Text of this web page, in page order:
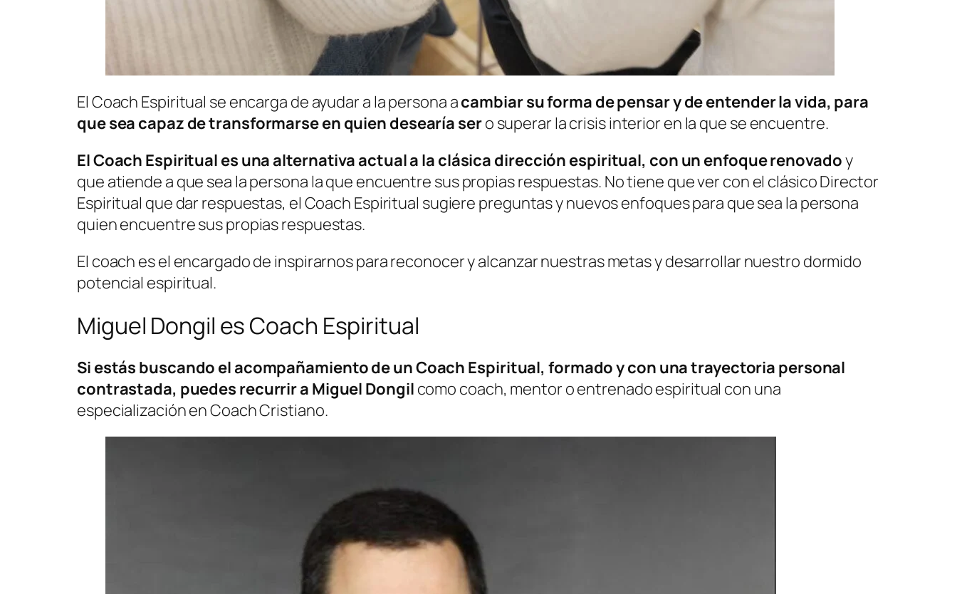
El Coach Espiritual se encarga de ayudar a la persona acambiar su forma de pensar y de entender la vida, para
que sea capaz de transformarse en quien desearía sero superar la crisis interior en la que se encuentre.
El Coach Espiritual es una alternativa actual a la clásica dirección espiritual, con un enfoque renovadoy
que atiende a que sea la persona la que encuentre sus propias respuestas. No tiene que ver con el clásico Director
Espiritual que dar respuestas, el Coach Espiritual sugiere preguntas y nuevos enfoques para que sea la persona
quien encuentre sus propias respuestas.
El coach es el encargado de inspirarnos para reconocer y alcanzar nuestras metas y desarrollar nuestro dormido
potencial espiritual.
Miguel Dongil es Coach Espiritual
Si estás buscando el acompañamiento de un Coach Espiritual, formado y con una trayectoria personal
contrastada, puedes recurrir a Miguel Dongil como coach, mentor o entrenado espiritual con una
especialización en Coach Cristiano.